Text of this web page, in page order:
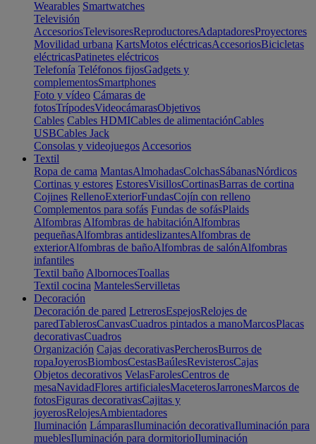
Wearables Smartwatches
Televisión
AccesoriosTelevisoresReproductoresAdaptadoresProyectores
Movilidad urbana KartsMotos eléctricasAccesoriosBicicletas
eléctricasPatinetes eléctricos
Telefonía Teléfonos fijosGadgets y
complementosSmartphones
Foto y vídeo Cámaras de
fotosTrípodesVideocámarasObjetivos
Cables Cables HDMICables de alimentaciónCables
USBCables Jack
Consolas y videojuegos Accesorios
Textil
Ropa de cama MantasAlmohadasColchasSábanasNórdicos
Cortinas y estores EstoresVisillosCortinasBarras de cortina
Cojines RellenoExteriorFundasCojín con relleno
Complementos para sofás Fundas de sofásPlaids
Alfombras Alfombras de habitaciónAlfombras
pequeñasAlfombras antideslizantesAlfombras de
exteriorAlfombras de bañoAlfombras de salónAlfombras
infantiles
Textil baño AlbornocesToallas
Textil cocina MantelesServilletas
Decoración
Decoración de pared LetrerosEspejosRelojes de
paredTablerosCanvasCuadros pintados a manoMarcosPlacas
decorativasCuadros
Organización Cajas decorativasPercherosBurros de
ropaJoyerosBiombosCestasBaúlesRevisterosCajas
Objetos decorativos VelasFarolesCentros de
mesaNavidadFlores artificialesMaceterosJarronesMarcos de
fotosFiguras decorativasCajitas y
joyerosRelojesAmbientadores
Iluminación LámparasIluminación decorativaIluminación para
mueblesIluminación para dormitorioIluminación